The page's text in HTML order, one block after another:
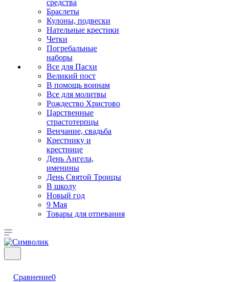
средства
Браслеты
Кулоны, подвески
Нательные крестики
Четки
Погребальные
наборы
Все для Пасхи
Великий пост
В помощь воинам
Все для молитвы
Рождество Христово
Царственные
страстотерпцы
Венчание, свадьба
Крестнику и
крестнице
День Ангела,
именины
День Святой Троицы
В школу
Новый год
9 Мая
Товары для отпевания
Сравнение0